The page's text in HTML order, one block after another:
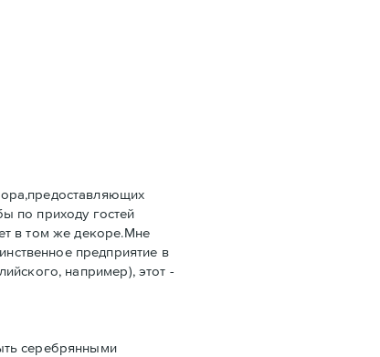
по приходу гостей
в том же декоре.Мне
предприятие в
например), этот -
серебрянными